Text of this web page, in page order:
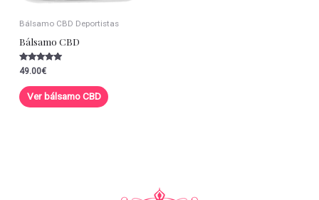
Bálsamo CBD Deportistas
Bálsamo CBD
Valorado con
5.00
de 5
49.00€
Ver bálsamo CBD